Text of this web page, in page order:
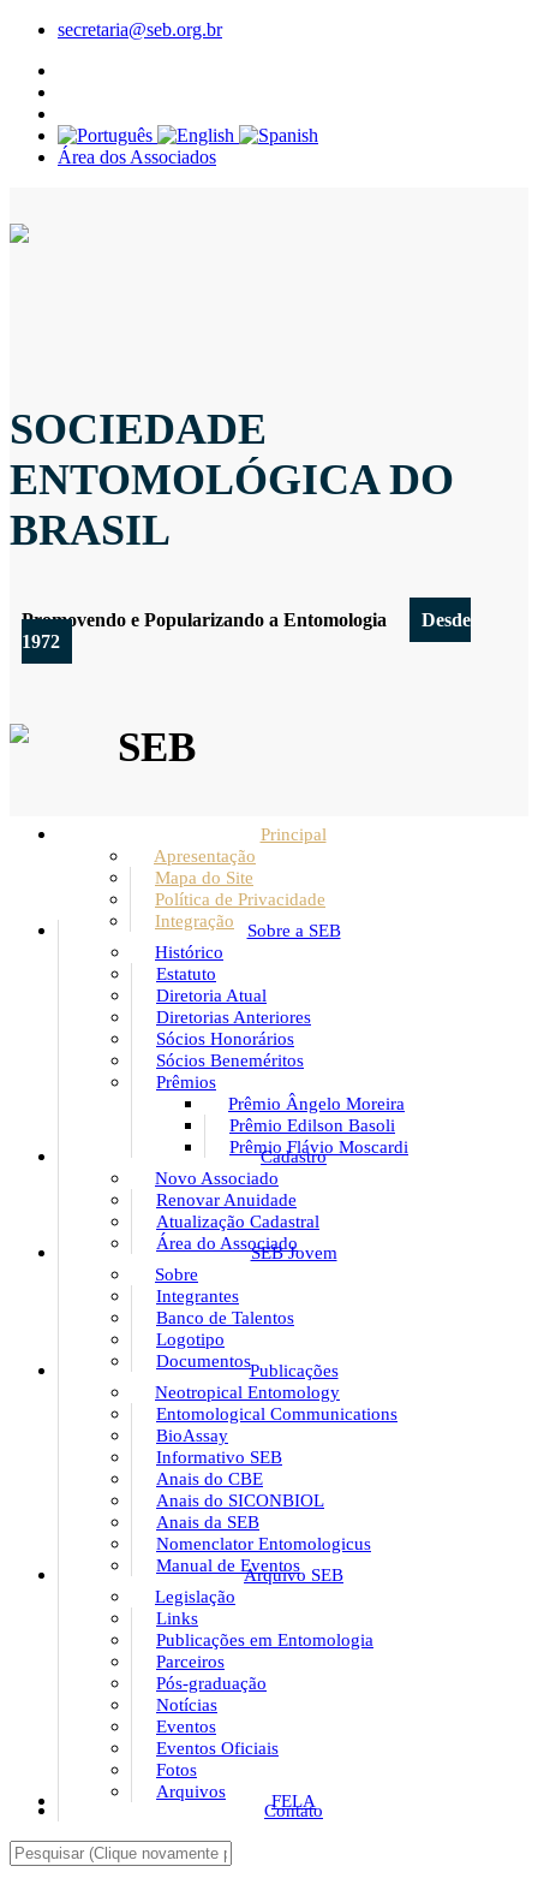
secretaria@seb.org.br
Área dos Associados
SOCIEDADE
ENTOMOLÓGICA DO
BRASIL
Promovendo e Popularizando a Entomologia
Desde
1972
SEB
Principal
Apresentação
Mapa do Site
Política de Privacidade
Integração
Sobre a SEB
Histórico
Estatuto
Diretoria Atual
Diretorias Anteriores
Sócios Honorários
Sócios Beneméritos
Prêmios
Prêmio Ângelo Moreira
Prêmio Edilson Basoli
Prêmio Flávio Moscardi
Cadastro
Novo Associado
Renovar Anuidade
Atualização Cadastral
Área do Associado
SEB Jovem
Sobre
Integrantes
Banco de Talentos
Logotipo
DocumentosPublicações
Neotropical Entomology
Entomological Communications
BioAssay
Informativo SEB
Anais do CBE
Anais do SICONBIOL
Anais da SEB
Nomenclator Entomologicus
Manual de Eventos
Arquivo SEB
Legislação
Links
Publicações em Entomologia
Parceiros
Pós-graduação
Notícias
Eventos
Eventos Oficiais
Fotos
Arquivos
FELA
Contato